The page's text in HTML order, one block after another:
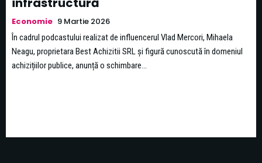
Economie 9 Martie 2026
În cadrul podcastului realizat de influencerul Vlad Mercori, Mihaela
Neagu, proprietara Best Achizitii SRL și figură cunoscută în domeniul
achizițiilor publice, anunță o schimbare...